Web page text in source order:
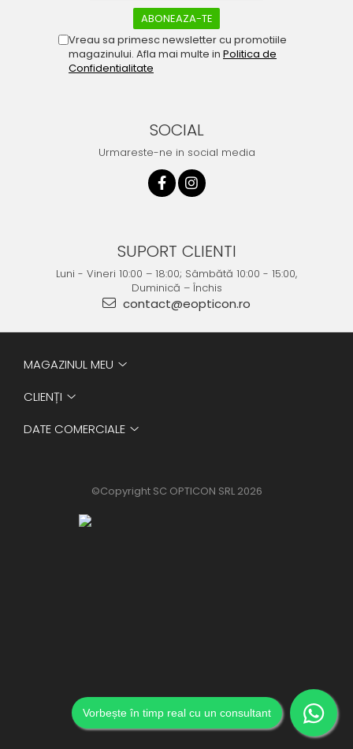
Vreau sa primesc newsletter cu promotiile
magazinului. Afla mai multe in Politica de
Confidentialitate
SOCIAL
Urmareste-ne in social media
SUPORT CLIENTI
Luni - Vineri 10:00 – 18:00; Sâmbătă 10:00 - 15:00,
Duminică – Închis
contact@eopticon.ro
MAGAZINUL MEU
CLIENȚI
DATE COMERCIALE
©Copyright SC OPTICON SRL 2026
Vorbește în timp real cu un consultant